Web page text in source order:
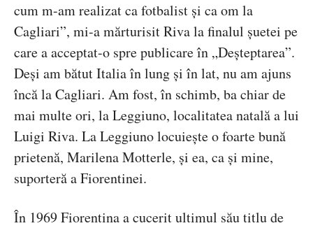
cum m-am realizat ca fotbalist și ca om la
Cagliari”, mi-a mărturisit Riva la finalul șuetei pe
care a acceptat-o spre publicare în „Deșteptarea”.
Deși am bătut Italia în lung și în lat, nu am ajuns
încă la Cagliari. Am fost, în schimb, ba chiar de
mai multe ori, la Leggiuno, localitatea natală a lui
Luigi Riva. La Leggiuno locuiește o foarte bună
prietenă, Marilena Motterle, și ea, ca și mine,
suporteră a Fiorentinei.
În 1969 Fiorentina a cucerit ultimul său titlu de